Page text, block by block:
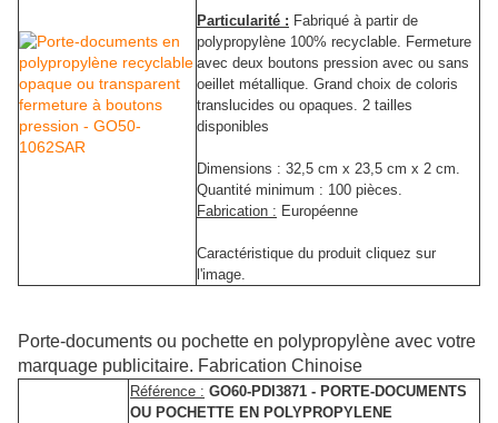
Particularité : Fabriqué à partir de
polypropylène 100% recyclable. Fermeture
avec deux boutons pression avec ou sans
oeillet métallique. Grand choix de coloris
translucides ou opaques. 2 tailles
disponibles
Dimensions : 32,5 cm x 23,5 cm x 2 cm.
Quantité minimum : 100 pièces.
Fabrication : Européenne
Caractéristique du produit cliquez sur
l'image.
Porte-documents ou pochette en polypropylène avec votre
marquage publicitaire. Fabrication Chinoise
Référence : GO60-PDI3871 - PORTE-DOCUMENTS
OU POCHETTE EN POLYPROPYLENE